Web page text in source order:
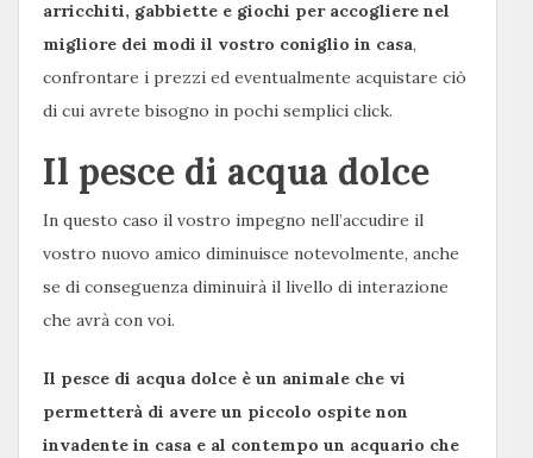
arricchiti, gabbiette e giochi per accogliere nel
migliore dei modi il vostro coniglio in casa,
confrontare i prezzi ed eventualmente acquistare ciò
di cui avrete bisogno in pochi semplici click.
Il pesce di acqua dolce
In questo caso il vostro impegno nell’accudire il
vostro nuovo amico diminuisce notevolmente, anche
se di conseguenza diminuirà il livello di interazione
che avrà con voi.
Il pesce di acqua dolce è un animale che vi
permetterà di avere un piccolo ospite non
invadente in casa e al contempo un acquario che